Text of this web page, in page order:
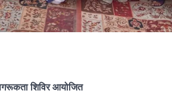
शिविर आयोजित